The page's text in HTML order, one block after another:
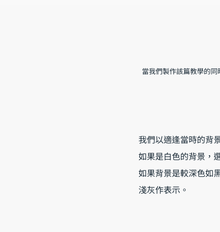
當我們製作該篇教學的
我們以適逢當時的背
如果是白色的背景，
如果背景是較深色如
淺灰作表示。